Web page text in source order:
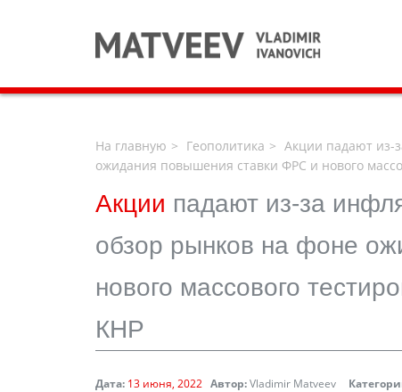
На главную Геополитика
Акции падают из-
ожидания повышения ставки ФРС и нового
Акции падают из-за
обзор рынков на фоне
нового массового
КНР
Дата: 13 июня, 2022 Автор:Vladimir Matveev